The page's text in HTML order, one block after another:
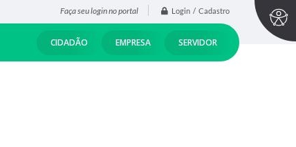
Faça seu login no portal Login / Cadastro
CIDADÃO EMPRESA SERVIDOR